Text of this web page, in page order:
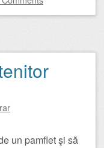
un pamflet şi să